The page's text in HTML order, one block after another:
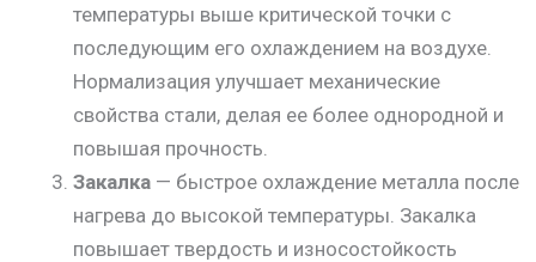
температуры выше критической точки с
последующим его охлаждением на воздухе.
Нормализация улучшает механические
свойства стали, делая ее более однородной и
повышая прочность.
Закалка — быстрое охлаждение металла после
нагрева до высокой температуры. Закалка
повышает твердость и износостойкость